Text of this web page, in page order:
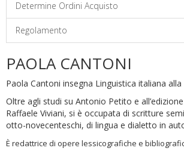
Determine Ordini Acquisto
Regolamento
PAOLA CANTONI
Paola Cantoni insegna Linguistica italiana alla
Oltre agli studi su Antonio Petito e
Raffaele Viviani, si è occupata di scritture
otto-novecenteschi, di lingua e dialetto in
È redattrice di opere lessicografiche e